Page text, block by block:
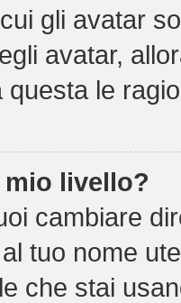
gli avatar
avatar,
le
livello?
cambiare
tuo nome
che stai